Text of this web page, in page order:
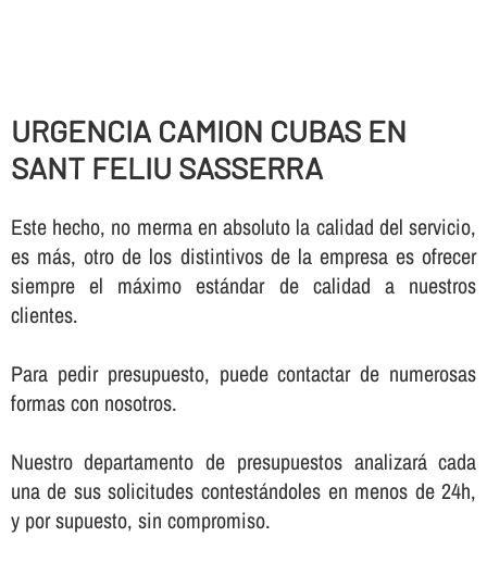
URGENCIA CAMION CUBAS EN
SANT FELIU SASSERRA
Este hecho, no merma en absoluto la calidad del servicio,
es más, otro de los distintivos de la empresa es ofrecer
siempre el máximo estándar de calidad a nuestros
clientes.
Para pedir presupuesto, puede contactar de numerosas
formas con nosotros.
Nuestro departamento de presupuestos analizará cada
una de sus solicitudes contestándoles en menos de 24h,
y por supuesto, sin compromiso.